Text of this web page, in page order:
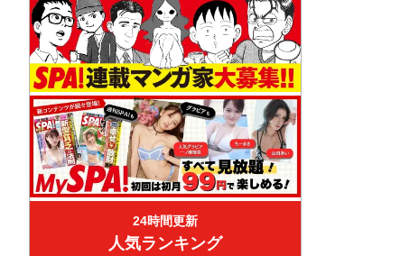
24時間更新
人気ランキング